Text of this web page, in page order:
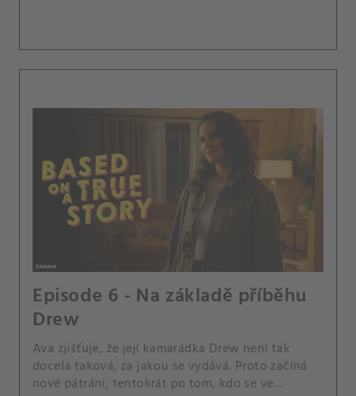
Episode 6 - Na základě příběhu
Drew
Ava zjišťuje, že její kamarádka Drew není tak
docela taková, za jakou se vydává. Proto začíná
nové pátrání, tentokrát po tom, kdo se ve